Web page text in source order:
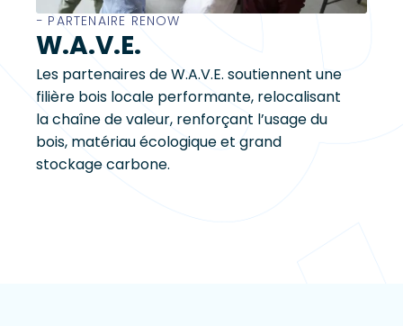
− PARTENAIRE RENOW
W.A.V.E.
Les partenaires de W.A.V.E. soutiennent une
filière bois locale performante, relocalisant
la chaîne de valeur, renforçant l’usage du
bois, matériau écologique et grand
stockage carbone.